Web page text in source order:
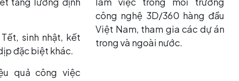
sinh nhật, kết
đặc biệt khác.
quả công việc
công nghệ 3D/360 hàng đầu
Việt Nam, tham gia các dự án
trong và ngoài nước.